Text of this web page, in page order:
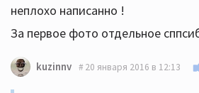
неплохо написанно !
За первое фото отдельное
kuzinnv 20 января 2016 в 12:13